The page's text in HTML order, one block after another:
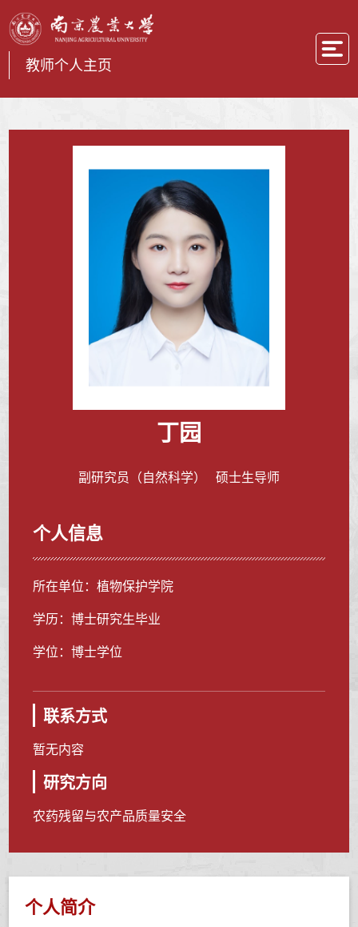
教师个人主页
丁园
副研究员（自然科学） 硕士生导师
个人信息
所在单位：植物保护学院
学历：博士研究生毕业
学位：博士学位
联系方式
暂无内容
研究方向
农药残留与农产品质量安全
个人简介